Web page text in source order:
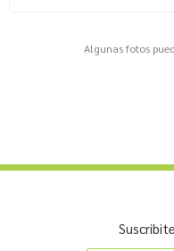
Algunas fotos